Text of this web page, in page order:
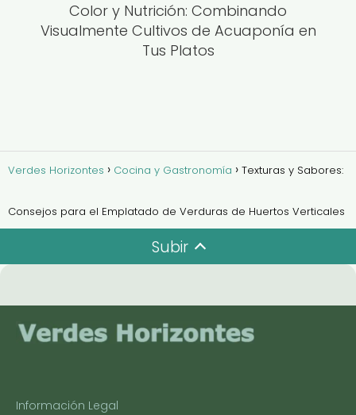
Color y Nutrición: Combinando
Visualmente Cultivos de Acuaponía en
Tus Platos
Verdes Horizontes Cocina y Gastronomía Texturas y Sabores:
Consejos para el Emplatado de Verduras de Huertos Verticales
Subir
Información Legal